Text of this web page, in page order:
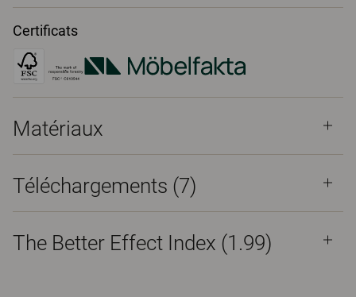
Certificats
Matériaux
Téléchargements (7)
The Better Effect Index (1.99)